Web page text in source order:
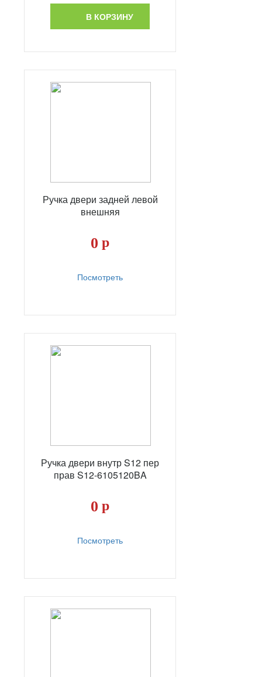
В КОРЗИНУ
Ручка двери задней левой
внешняя
0 р
Посмотреть
Ручка двери внутр S12 пер
прав S12-6105120BA
0 р
Посмотреть